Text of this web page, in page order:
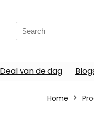
Search
for:
Deal van de dag
Home